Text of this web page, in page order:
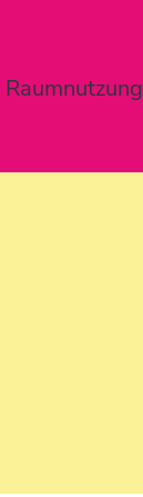
Raumnutzung